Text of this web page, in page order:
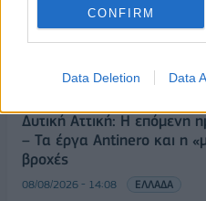
CONFIRM
Data Deletion Data
Κορυφώνεται η έξοδος
56.000 επιβάτες
08/08/2026 - 14:30 ΕΛΛΑΔΑ
Δυτική Αττική: Η επόμενη
– Τα έργα Antinero και η
βροχές
08/08/2026 - 14:08 ΕΛΛΑΔΑ